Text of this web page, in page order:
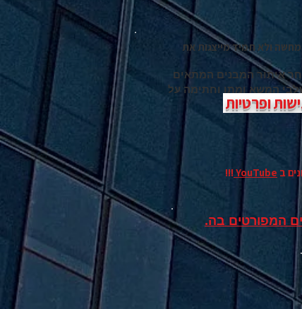
ולא תמיד מייצגות את
איתור המבנים המתאים
המשא ומתן וחתימה על
ופרטיות
ב YouTube
!!!
המפורטים בה.
.